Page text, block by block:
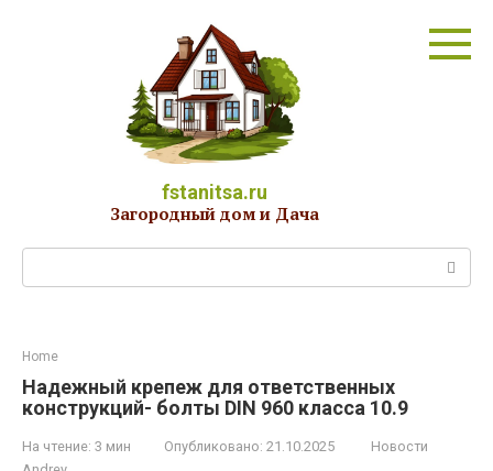
fstanitsa.ru
Загородный дом и Дача
Home
Надежный крепеж для ответственных
конструкций- болты DIN 960 класса 10.9
На чтение: 3 мин Опубликовано: 21.10.2025
Новости